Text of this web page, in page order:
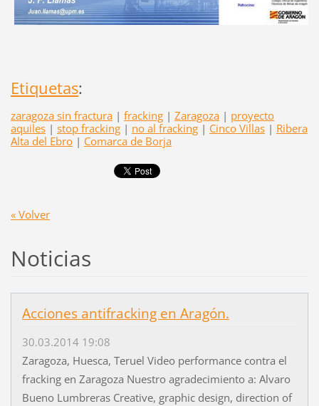
Etiquetas:
zaragoza sin fractura | fracking | Zaragoza | proyecto
aquiles | stop fracking | no al fracking | Cinco Villas | Ribera
Alta del Ebro | Comarca de Borja
« Volver
Noticias
Acciones antifracking en Aragón.
30.03.2014 19:08
Zaragoza, Huesca, Teruel Video performance contra el
fracking en Zaragoza Nuestro agradecimiento a: Alvaro
Bueno Lumbreras Creative, graphic design, direction of